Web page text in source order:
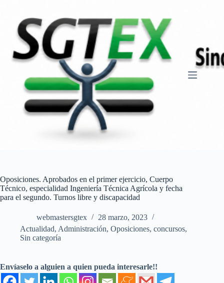
contenido
Oposiciones. Aprobados en el primer ejercicio, Cuerpo
Técnico, especialidad Ingeniería Técnica Agrícola y fecha
para el segundo. Turnos libre y discapacidad
webmastersgtex
28 marzo, 2023
Actualidad, Administración, Oposiciones, concursos,
Sin categoría
Envíaselo a alguien a quien pueda interesarle!!